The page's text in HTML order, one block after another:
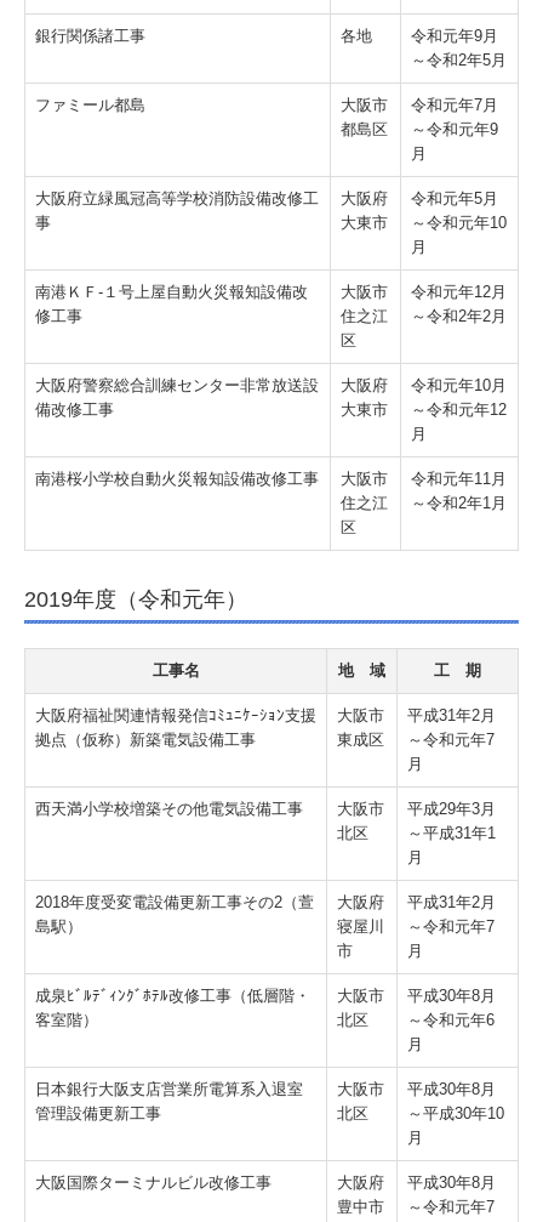
銀行関係諸工事 各地
令和元年9月
～令和2年5月
ファミール都島
大阪市
都島区
令和元年7月
～令和元年9
月
大阪府立緑風冠高等学校消防設備改修工
事
大阪府
大東市
令和元年5月
～令和元年10
月
南港ＫＦ-１号上屋自動火災報知設備改
修工事
大阪市
住之江
区
令和元年12月
～令和2年2月
大阪府警察総合訓練センター非常放送設
備改修工事
大阪府
大東市
令和元年10月
～令和元年12
月
南港桜小学校自動火災報知設備改修工事
大阪市
住之江
区
令和元年11月
～令和2年1月
2019年度（令和元年）
工事名 地 域 工 期
大阪府福祉関連情報発信ｺﾐｭﾆｹｰｼｮﾝ支援
拠点（仮称）新築電気設備工事
大阪市
東成区
平成31年2月
～令和元年7
月
西天満小学校増築その他電気設備工事
大阪市
北区
平成29年3月
～平成31年1
月
2018年度受変電設備更新工事その2（萱
島駅）
大阪府
寝屋川
市
平成31年2月
～令和元年7
月
成泉ﾋﾞﾙﾃﾞｨﾝｸﾞﾎﾃﾙ改修工事（低層階・
客室階）
大阪市
北区
平成30年8月
～令和元年6
月
日本銀行大阪支店営業所電算系入退室
管理設備更新工事
大阪市
北区
平成30年8月
～平成30年10
月
大阪国際ターミナルビル改修工事
大阪府
豊中市
平成30年8月
～令和元年7